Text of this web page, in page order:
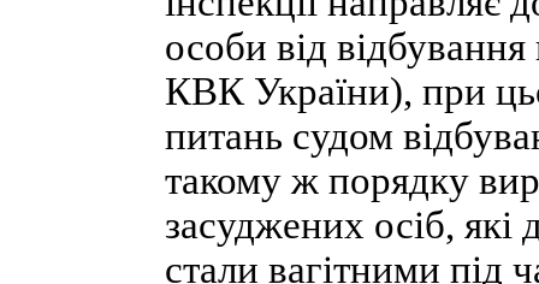
особи від
КВК України), при
питань судом
такому ж порядку
засуджених осіб, які
стали вагітними під